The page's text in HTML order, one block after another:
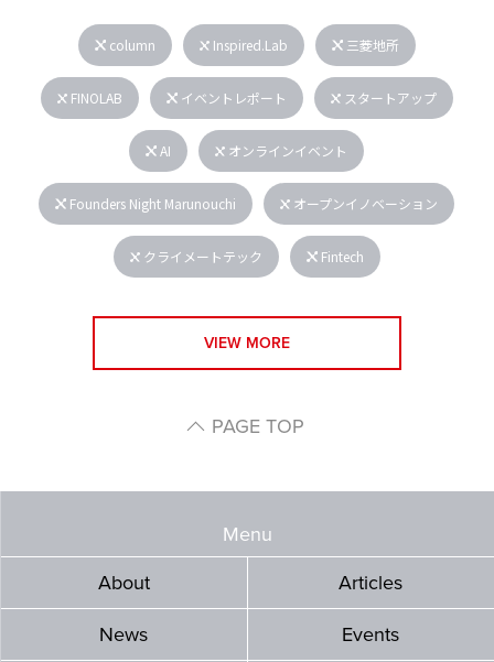
column Inspired.Lab 三菱地所
FINOLAB イベントレポート スタートアップ
AI オンラインイベント
Founders Night Marunouchi オープンイノベーション
クライメートテック Fintech
VIEW MORE
PAGE TOP
Menu
About
Articles
News Events